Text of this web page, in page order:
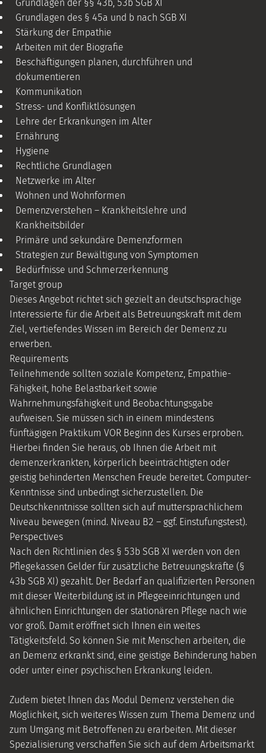
Grundlagen der §§ 43b, 53b SGB XI
Grundlagen des § 45a und b nach SGB XI
Stärkung der Empathie
Arbeiten mit der Biografie
Beschäftigungen planen, durchführen und
dokumentieren
Kommunikation
Stress- und Konfliktlösungen
Lehre der Erkrankungen im Alter
Ernährung
Hygiene
Rechtliche Grundlagen
Netzwerke im Alter
Wohnen und Wohnformen
Demenzverstehen – Krankheitslehre und
Krankheitsbilder
Primäre und sekundäre Demenzformen
Strategien zur Bewältigung von Symptomen
Bedürfnisse und Schmerzerkennung
Target group
Dieses Angebot richtet sich gezielt an deutschsprachige
Interessierte für die Arbeit als Betreuungskraft mit dem
Ziel, vertiefendes Wissen im Bereich der Demenz zu
erwerben.
Requirements
Teilnehmende sollten soziale Kompetenz, Empathie-
Fähigkeit, hohe Belastbarkeit sowie
Wahrnehmungsfähigkeit und Beobachtungsgabe
aufweisen. Sie müssen sich in einem mindestens
fünftägigen Praktikum VOR Beginn des Kurses erproben.
Hierbei finden Sie heraus, ob Ihnen die Arbeit mit
demenzerkrankten, körperlich beeinträchtigten oder
geistig behinderten Menschen Freude bereitet. Computer-
Kenntnisse sind unbedingt sicherzustellen. Die
Deutschkenntnisse sollten sich auf muttersprachlichem
Niveau bewegen (mind. Niveau B2 – ggf. Einstufungstest).
Perspectives
Nach den Richtlinien des § 53b SGB XI werden von den
Pflegekassen Gelder für zusätzliche Betreuungskräfte (§
43b SGB XI) gezahlt. Der Bedarf an qualifizierten Personen
mit dieser Weiterbildung ist in Pflegeeinrichtungen und
ähnlichen Einrichtungen der stationären Pflege nach wie
vor groß. Damit eröffnet sich Ihnen ein weites
Tätigkeitsfeld. So können Sie mit Menschen arbeiten, die
an Demenz erkrankt sind, eine geistige Behinderung haben
oder unter einer psychischen Erkrankung leiden.
Zudem bietet Ihnen das Modul Demenz verstehen die
Möglichkeit, sich weiteres Wissen zum Thema Demenz und
zum Umgang mit Betroffenen zu erarbeiten. Mit dieser
Spezialisierung verschaffen Sie sich auf dem Arbeitsmarkt